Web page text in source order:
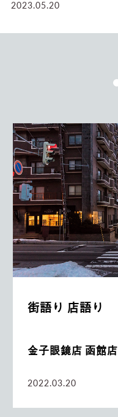
街語り 店語り
金子眼鏡店 函館店
2022.03.20